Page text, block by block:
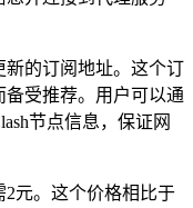
新的订阅地址。这个订
受推荐。用户可以通
节点信息，保证网
2元。这个价格相比于